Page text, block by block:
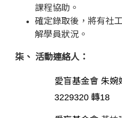
課程協助。
確定錄取後，將有社
解學員狀況。
柒、 活動連絡人：
愛盲基金會 朱婉
3229320 轉18